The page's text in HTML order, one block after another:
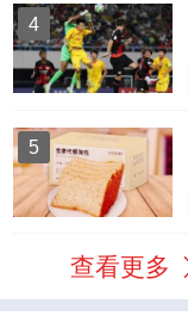
4
5
查看更多